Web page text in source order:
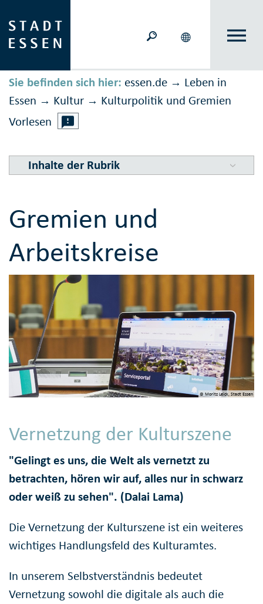
Sie befinden sich hier: essen.de → Leben in
Essen → Kultur → Kultur­politik und Gremien
Vorlesen
Inhalte der Rubrik
Gremien und
Arbeitskreise
© Moritz Leick, Stadt Essen
Vernetzung der Kulturszene
"Gelingt es uns, die Welt als vernetzt zu
betrachten, hören wir auf, alles nur in schwarz
oder weiß zu sehen". (Dalai Lama)
Die Vernetzung der Kulturszene ist ein weiteres
wichtiges Handlungsfeld des Kulturamtes.
In unserem Selbstverständnis bedeutet
Vernetzung sowohl die digitale als auch die